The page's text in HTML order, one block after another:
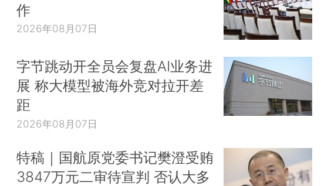
作
2026年08月07日
字节跳动开全员会复盘AI业务进
展 称大模型被海外竞对拉开差
距
2026年08月07日
特稿｜国航原党委书记樊澄受贿
3847万元二审待宣判 否认大多